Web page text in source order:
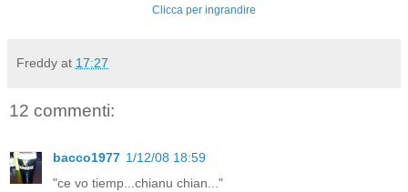
Clicca per ingrandire
Freddy at 17:27
12 commenti:
bacco1977 1/12/08 18:59
"ce vo tiemp...chianu chian..."